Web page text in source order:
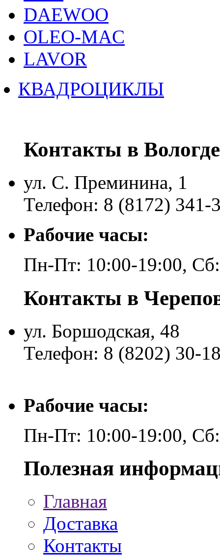
DAEWOO
OLEO-MAC
LAVOR
КВАДРОЦИКЛЫ
Контакты в Вологде
ул. С. Преминина, 1
Телефон: 8 (8172) 341-
Рабочие часы:
Пн-Пт: 10:00-19:00,
Контакты в
ул. Боршодская, 48
Телефон: 8 (8202) 30-
Рабочие часы:
Пн-Пт: 10:00-19:00,
Полезная
Главная
Доставка
Контакты